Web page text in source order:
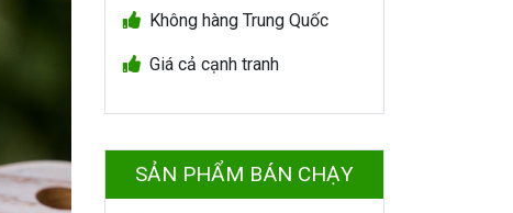
Không hàng Trung Quốc
Giá cả cạnh tranh
SẢN PHẨM BÁN CHẠY